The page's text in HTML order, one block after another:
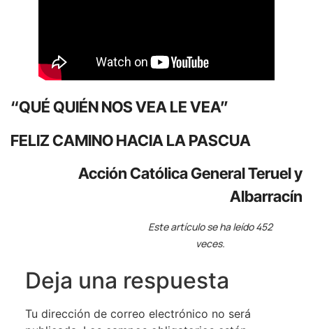
“QUÉ QUIÉN NOS VEA LE VEA”
FELIZ CAMINO HACIA LA PASCUA
Acción Católica General Teruel y
Albarracín
Este artículo se ha leído 452
veces.
Deja una respuesta
Tu dirección de correo electrónico no será